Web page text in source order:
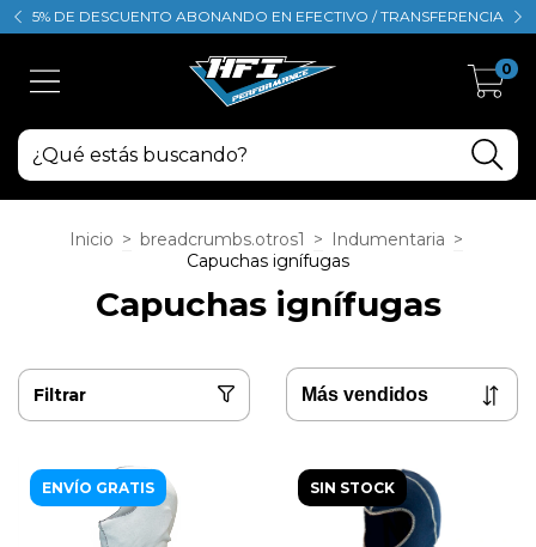
5% DE DESCUENTO ABONANDO EN EFECTIVO / TRANSFERENCIA
0
Inicio > breadcrumbs.otros1 > Indumentaria >
Capuchas ignífugas
Capuchas ignífugas
Filtrar
ENVÍO GRATIS SIN STOCK